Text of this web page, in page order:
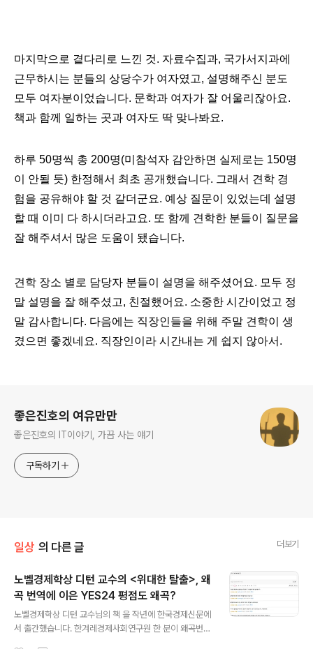
마지막으로 곁다리로 느낀 것. 자료수집과, 국가서지과에
근무하시는 분들의 상당수가 여자였고, 설명해주신 분도
모두 여자분이었습니다. 문학과 여자가 잘 어울리잖아요.
책과 함께 일하는 곳과 여자도 딱 맞나봐요.
하루 50명씩 총 200명(미참석자 감안하면 실제로는 150명
이 안될 듯) 한정해서 최초 공개했습니다. 그래서 견학 경
험을 공유해야 할 것 같더군요. 예상 질문이 있었는데 설명
할 때 이미 다 하시더라고요. 또 함께 견학한 분들이 질문을
잘 해주셔서 많은 도움이 됐습니다.
견학 장소 별로 담당자 분들이 설명을 해주셨어요. 모두 정
말 설명을 잘 해주셨고, 친절했어요. 소중한 시간이었고 정
말 감사합니다. 다음에는 직장인들을 위해 주말 견학이 생
겼으면 좋겠네요. 직장인이라 시간내는 게 쉽지 않아서.
좋은진호의 여유만만
좋은진호의 IT이야기, 가끔 사는 얘기
구독하기
일상 의 다른 글 더보기
노벨경제학상 디턴 교수의 <위대한 탈출>, 왜
곡 번역에 이은 YES24 평점도 왜곡?
노벨경제학상 디턴 교수님의 책 을 작년에 한국경제신문에
서 출간했습니다. 한겨레경제사회연구원 한 분이 왜곡번역